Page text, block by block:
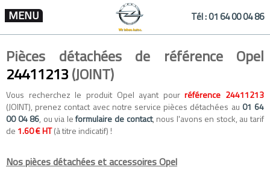
MENU Tél :01 64 00 04 86
Pièces détachées de référence Opel
24411213(JOINT)
Vous recherchez le produit Opel ayant pourréférence 24411213
(JOINT), prenez contact avec notre service pièces détachées au 01 64
00 04 86, ou via leformulaire de contact, nous l'avons en stock, au tarif
de 1.60 € HT(à titre indicatif) !
Nos pièces détachées et accessoires Opel